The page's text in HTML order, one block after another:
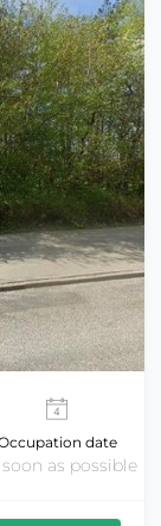
date
as possible